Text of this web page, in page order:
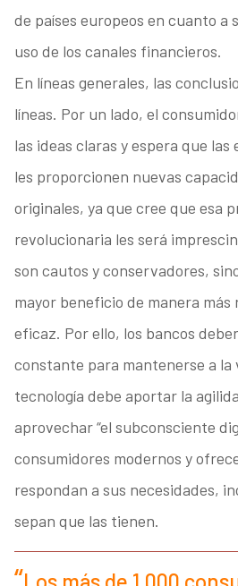
de países europeos en cuanto a
uso de los canales financieros.
En líneas generales, las
líneas. Por un lado, el
las ideas claras y espera que
les proporcionen nuevas
originales, ya que cree que esa
revolucionaria les será
son cautos y conservadores,
mayor beneficio de manera más
eficaz. Por ello, los bancos
constante para mantenerse a la
tecnología debe aportar la
aprovechar “el subconsciente
consumidores modernos y
respondan a sus necesidades,
sepan que las tienen.